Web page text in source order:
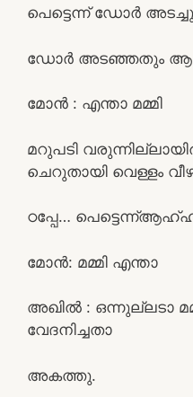
പെട്ടെന്ന് ഡോർ അടച്ചു
ഡോർ അടഞ്ഞതും
മോൻ : എന്താ മമ്മി
മറുപടി
ചെറുതായി വെള്ളം
ഠപ്പേ…
മോൻ: മമ്മി എന്താ
അഖിൽ : ഒന്നുല്ലടാ
വേദനിച്ചതാ
അകത്തു.